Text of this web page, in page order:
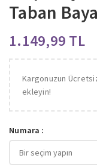
Taban
TL
Kargonuzun
ekleyin!
Numara